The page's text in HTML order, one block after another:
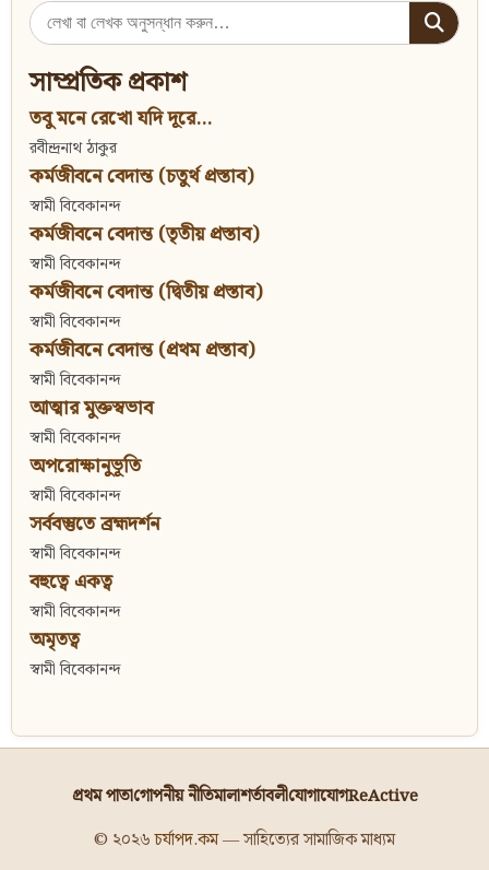
Search
for:
সাম্প্রতিক প্রকাশ
তবু মনে রেখো যদি দূরে...
রবীন্দ্রনাথ ঠাকুর
কর্মজীবনে বেদান্ত (চতুর্থ প্রস্তাব)
স্বামী বিবেকানন্দ
কর্মজীবনে বেদান্ত (তৃতীয় প্রস্তাব)
স্বামী বিবেকানন্দ
কর্মজীবনে বেদান্ত (দ্বিতীয় প্রস্তাব)
স্বামী বিবেকানন্দ
কর্মজীবনে বেদান্ত (প্রথম প্রস্তাব)
স্বামী বিবেকানন্দ
আত্মার মুক্তস্বভাব
স্বামী বিবেকানন্দ
অপরোক্ষানুভূতি
স্বামী বিবেকানন্দ
সর্ববস্তুতে ব্রহ্মদর্শন
স্বামী বিবেকানন্দ
বহুত্বে একত্ব
স্বামী বিবেকানন্দ
অমৃতত্ব
স্বামী বিবেকানন্দ
প্রথম পাতাগোপনীয় নীতিমালাশর্তাবলীযোগাযোগReActive
© ২০২৬চর্যাপদ.কম— সাহিত্যের সামাজিক মাধ্যম